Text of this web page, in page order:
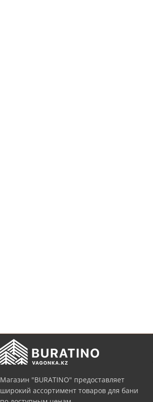
Магазин "BURATINO" предоставляет
широкий ассортимент товаров для бани